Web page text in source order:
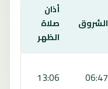
الشروق
أذان
صلاة
الظهر
06:47
13:06